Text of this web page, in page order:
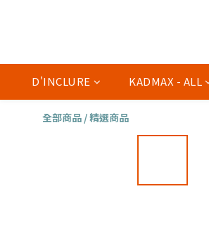
D'INCLURE KADMAX - ALL
全部商品 /精選商品